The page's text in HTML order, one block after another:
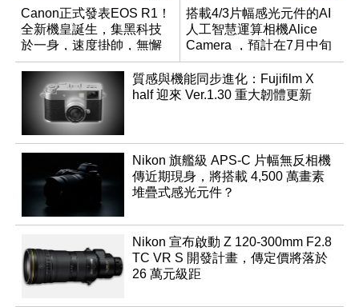
Canon正式發表EOS R1！
全新機皇誕生，集黑科技
於一身，速度掛帥，無懈
可擊
搭載4/3片幅感光元件的AI
人工智慧運算相機Alice
Camera ，預計在7月中旬
開始交貨！
質感與機能同步進化：Fujifilm X
half 迎來 Ver.1.30 重大韌體更新
Nikon 旗艦級 APS-C 片幅無反相機
傳近期現身，將搭載 4,500 萬畫素
堆疊式感光元件？
Nikon 宣布啟動 Z 120-300mm F2.8
TC VR S 開發計畫，傳定價將落於
26 萬元級距